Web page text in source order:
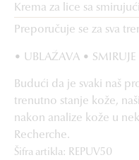
Krema za lice sa
Preporučuje se za sva
• UBLAŽAVA • SMIRUJE
Budući da je svaki naš
trenutno stanje kože,
nakon analize kože u
Recherche.
Šifra artikla: REPUV50